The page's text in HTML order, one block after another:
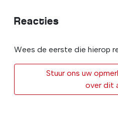
Reacties
Wees de eerste die hierop
Stuur ons uw
over dit